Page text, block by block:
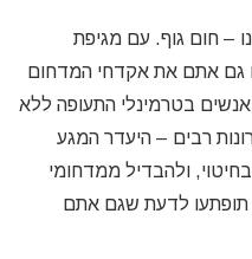
– חום גוף. עם מגיפת
גם אתם את אקדחי המדחום
אנשים בטרמינלי התעופה ללא
רבים – היעדר המגע
ולהבדיל ממדחומי
תופתעו לדעת שגם אתם